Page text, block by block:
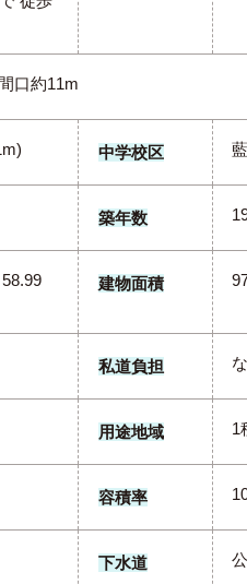
口約11m
中学校区
築年数
建物面積
私道負担
用途地域 1
容積率
下水道